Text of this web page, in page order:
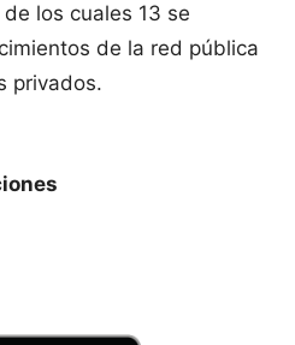
los cuales 13 se
de la red pública
privados.